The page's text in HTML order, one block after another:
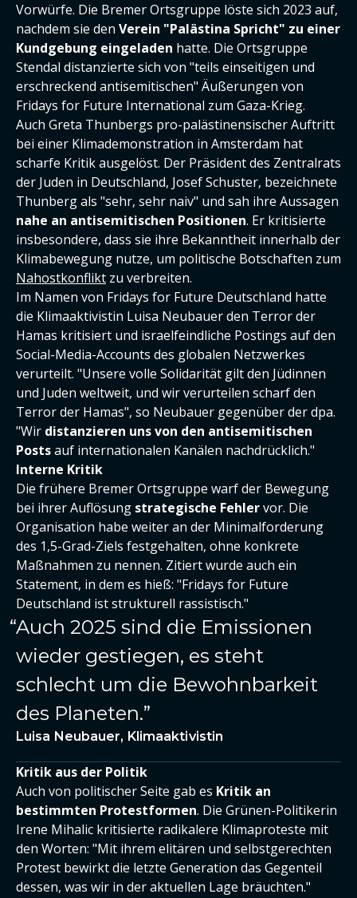
Vorwürfe. Die Bremer Ortsgruppe löste sich 2023 auf,
nachdem sie den Verein "Palästina Spricht" zu einer
Kundgebung eingeladen hatte. Die Ortsgruppe
Stendal distanzierte sich von "teils einseitigen und
erschreckend antisemitischen" Äußerungen von
Fridays for Future International zum Gaza-Krieg.
Auch Greta Thunbergs pro-palästinensischer Auftritt
bei einer Klimademonstration in Amsterdam hat
scharfe Kritik ausgelöst. Der Präsident des Zentralrats
der Juden in Deutschland, Josef Schuster, bezeichnete
Thunberg als "sehr, sehr naiv" und sah ihre Aussagen
nahe an antisemitischen Positionen. Er kritisierte
insbesondere, dass sie ihre Bekanntheit innerhalb der
Klimabewegung nutze, um politische Botschaften zum
Nahostkonflikt zu verbreiten.
Im Namen von Fridays for Future Deutschland hatte
die Klimaaktivistin Luisa Neubauer den Terror der
Hamas kritisiert und israelfeindliche Postings auf den
Social-Media-Accounts des globalen Netzwerkes
verurteilt. "Unsere volle Solidarität gilt den Jüdinnen
und Juden weltweit, und wir verurteilen scharf den
Terror der Hamas", so Neubauer gegenüber der dpa.
"Wir distanzieren uns von den antisemitischen
Postsauf internationalen Kanälen nachdrücklich."
Interne Kritik
Die frühere Bremer Ortsgruppe warf der Bewegung
bei ihrer Auflösung strategische Fehlervor. Die
Organisation habe weiter an der Minimalforderung
des 1,5-Grad-Ziels festgehalten, ohne konkrete
Maßnahmen zu nennen. Zitiert wurde auch ein
Statement, in dem es hieß: "Fridays for Future
Deutschland ist strukturell rassistisch."
Auch 2025 sind die Emissionen
wieder gestiegen, es steht
schlecht um die Bewohnbarkeit
des Planeten.
Luisa Neubauer, Klimaaktivistin
Kritik aus der Politik
Auch von politischer Seite gab es Kritik an
bestimmten Protestformen. Die Grünen-Politikerin
Irene Mihalic kritisierte radikalere Klimaproteste mit
den Worten: "Mit ihrem elitären und selbstgerechten
Protest bewirkt die letzte Generation das Gegenteil
dessen, was wir in der aktuellen Lage bräuchten."